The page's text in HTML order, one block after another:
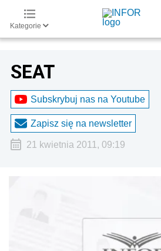
Kategorie
SEAT
Subskrybuj nas na Youtube
Zapisz się na newsletter
21 kwietnia 2011, 09:19